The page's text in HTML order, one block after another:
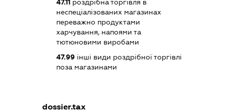
47.11роздрібна торгівля в
неспеціалізованих магазинах
переважно продуктами
харчування, напоями та
тютюновими виробами
47.99інші види роздрібної торгівлі
поза магазинами
dossier.tax